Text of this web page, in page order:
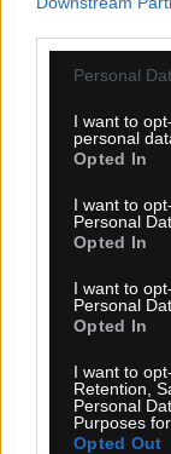
Personal
I want to
personal
Opted In
I want to
Personal
Opted In
I want to
Personal
Opted In
I want to
Retention,
Personal
Purposes
Opted Out